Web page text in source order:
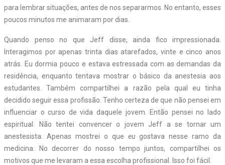
para lembrar situações, antes de nos separarmos. No entanto, esses
poucos minutos me animaram por dias.
Quando penso no que Jeff disse, ainda fico impressionada.
Interagimos por apenas trinta dias atarefados, vinte e cinco anos
atrás. Eu dormia pouco e estava estressada com as demandas da
residência, enquanto tentava mostrar o básico da anestesia aos
estudantes. Também compartilhei a razão pela qual eu tinha
decidido seguir essa profissão. Tenho certeza de que não pensei em
influenciar o curso de vida daquele jovem. Então pensei no lado
espiritual. Não tentei convencer o jovem Jeff a se tornar um
anestesista. Apenas mostrei o que eu gostava nesse ramo da
medicina. No decorrer do nosso tempo juntos, compartilhei os
motivos que me levaram a essa escolha profissional. Isso foi fácil.